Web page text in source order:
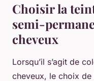
Choisir la
semi-
cheveux
Lorsqu’il s’agit de
cheveux, le choix de